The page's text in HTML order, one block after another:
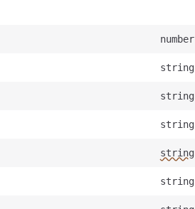
number
string
string
string
string
string